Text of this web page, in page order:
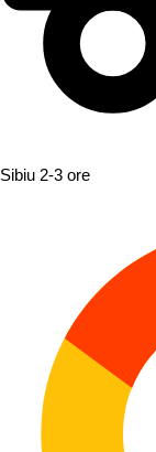
Sibiu 2-3 ore